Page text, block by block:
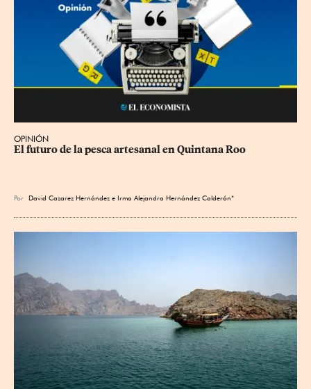
OPINIÓN
El futuro de la pesca artesanal en Quintana Roo
Por David Cazarez Hernández e Irma Alejandra Hernández Calderón*